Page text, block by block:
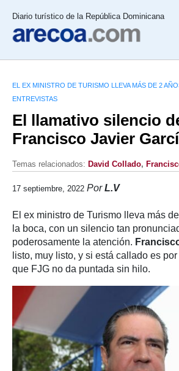
Diario turístico de la República Dominicana
EL EX MINISTRO DE TURISMO LLEVA MÁS DE 2
ENTREVISTAS
El llamativo silencio
Francisco Javier
Temas relacionados: David Collado,
17 septiembre, 2022 PorL.V
El ex ministro de Turismo lleva más
la boca, con un silencio tan
poderosamente la atención.
listo, muy listo, y si está callado es
que FJG no da puntada sin hilo.